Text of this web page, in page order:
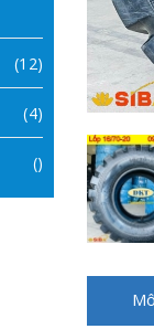
(12)
(4)
()